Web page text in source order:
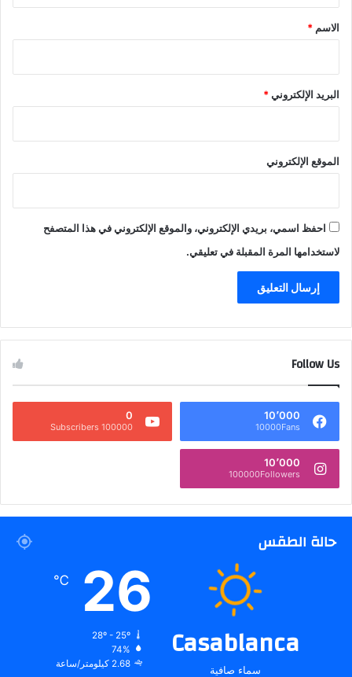
*
الاسم *
البريد الإلكتروني*
الموقع الإلكتروني
احفظ اسمي، بريدي الإلكتروني، والموقع الإلكتروني في هذا المتصفح
لاستخدامها المرة المقبلة في تعليقي.
Follow Us
10٬000
10000Fans
0
100000 Subscribers
10٬000
100000Followers
حالة الطقس
Casablanca
سماء صافية
26
℃
28º - 25º
74%
2.68 كيلومتر/ساعة